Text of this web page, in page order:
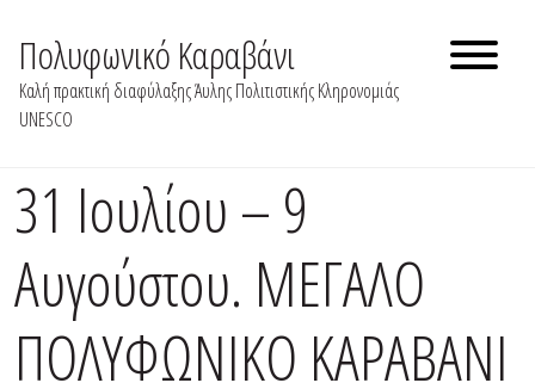
content
Πολυφωνικό Καραβάνι
Καλή πρακτική διαφύλαξης Άυλης Πολιτιστικής Κληρονομιάς
UNESCO
31 Ιουλίου – 9
Αυγούστου. ΜΕΓΑΛΟ
ΠΟΛΥΦΩΝΙΚΟ ΚΑΡΑΒΑΝΙ